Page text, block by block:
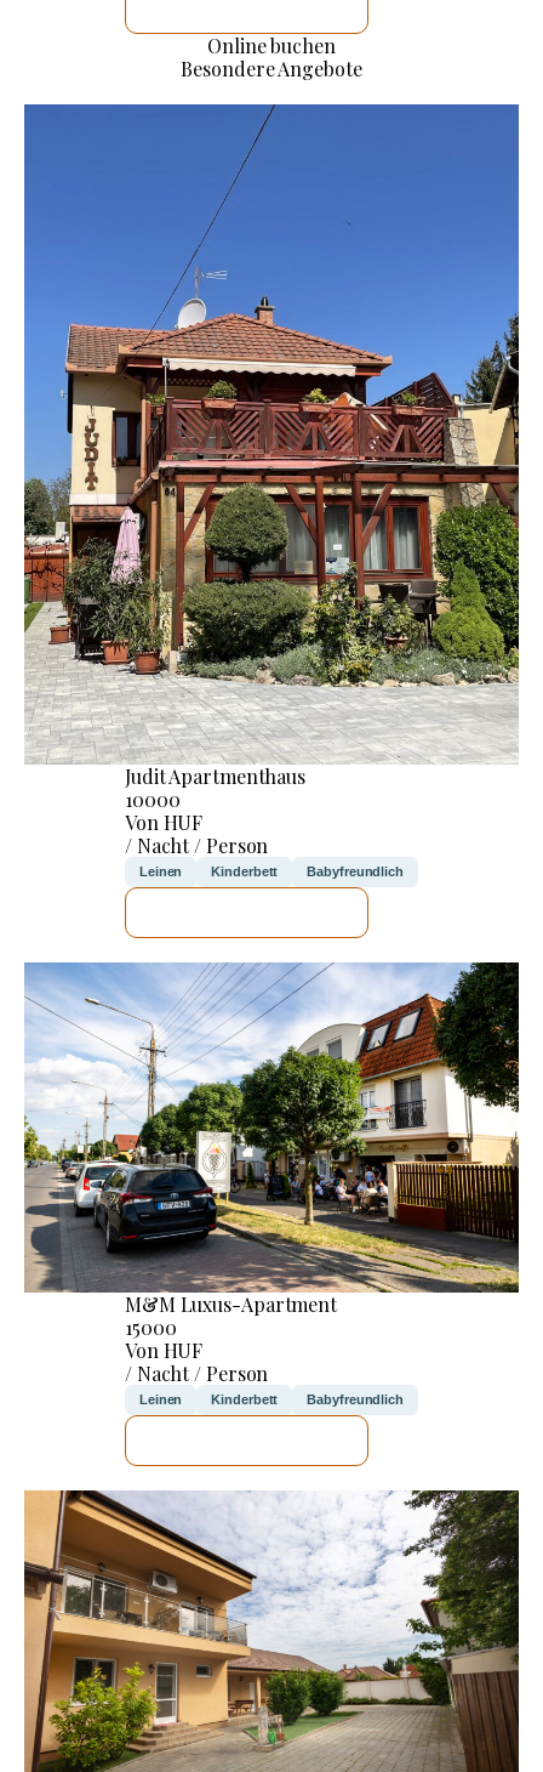
Online buchen
Besondere Angebote
Judit Apartmenthaus
10000
Von HUF
/ Nacht / Person
Leinen Kinderbett Babyfreundlich
M&M Luxus-Apartment
15000
Von HUF
/ Nacht / Person
Leinen Kinderbett Babyfreundlich